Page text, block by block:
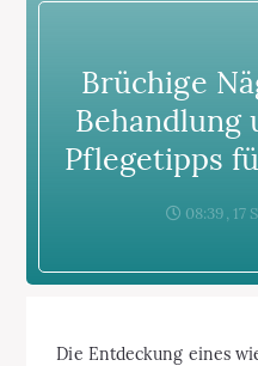
Brüchige
Behandlung
Pflegetipps
08:39, 17
Die Entdeckung eines